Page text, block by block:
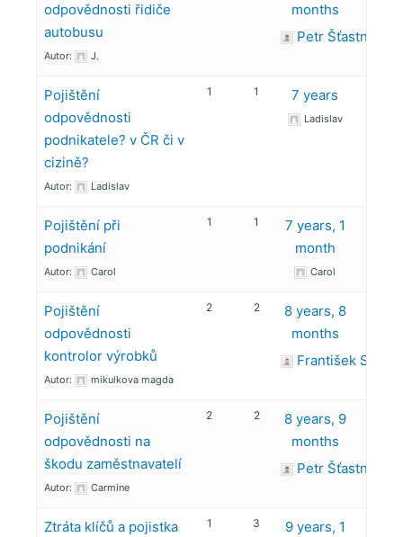
odpovědnosti řidiče
autobusu
Autor: J.
months
Petr Šťastný
Pojištění
odpovědnosti
podnikatele? v ČR či v
cizině?
Autor: Ladislav
1 1 7 years
Ladislav
Pojištění při
podnikání
Autor: Carol
1 1
7 years, 1
month
Carol
Pojištění
odpovědnosti
kontrolor výrobků
Autor: mikulkova magda
2 2
8 years, 8
months
František Sýkora
Pojištění
odpovědnosti na
škodu zaměstnavatelí
Autor: Carmine
2 2
8 years, 9
months
Petr Šťastný
Ztráta klíčů a pojistka
1 3
9 years, 1